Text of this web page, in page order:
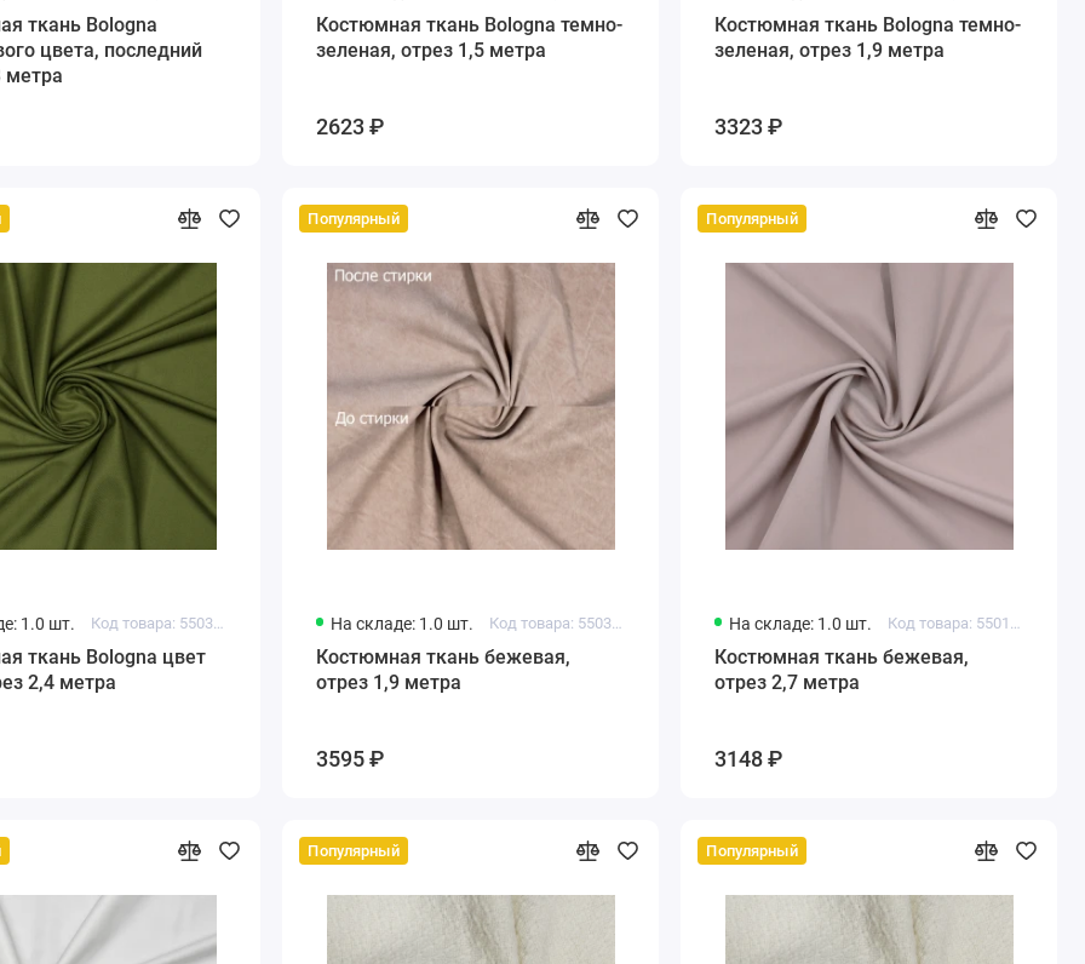
ткань Bologna
цвета, последний
метра
Костюмная ткань Bologna темно-
зеленая, отрез 1,5 метра
2623 ₽
Костюмная ткань Bologna темно-
зеленая, отрез 1,9 метра
3323 ₽
1.0 шт.
ткань Bologna цвет
2,4 метра
Популярный
На складе: 1.0 шт.
Костюмная ткань бежевая,
отрез 1,9 метра
3595 ₽
Популярный
На складе: 1.0 шт.
Костюмная ткань бежевая,
отрез 2,7 метра
3148 ₽
Популярный Популярный